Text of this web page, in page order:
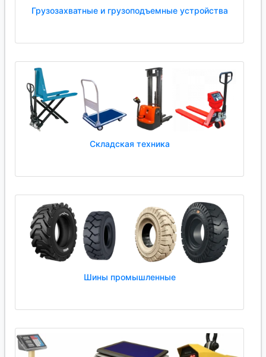
Грузозахватные и грузоподъемные устройства
Складская техника
Шины промышленные